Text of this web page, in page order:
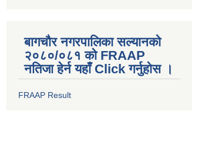
बागचौर नगरपालिका सल्यानको
२०८०/०८१ को FRAAP
नतिजा हेर्न यहाँ Click गर्नुहोस ।
FRAAP Result